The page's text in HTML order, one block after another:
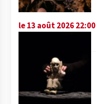
le 13 août 2026 22:00